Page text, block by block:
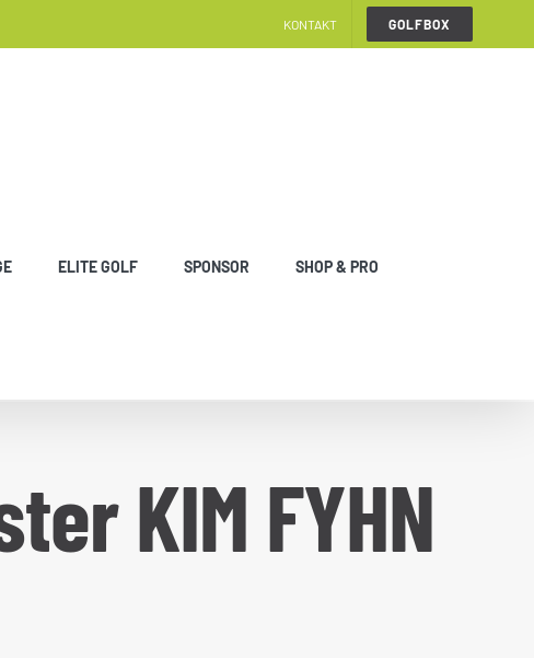
KONTAKT GOLFBOX
ELITE GOLF SPONSOR SHOP & PRO
KIM FYHN